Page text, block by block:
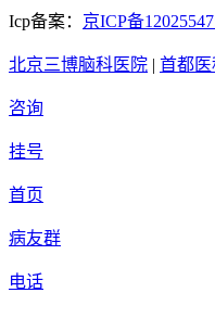
Icp备案： 京ICP备
北京三博脑科医院 | 首都
咨询
挂号
首页
病友群
电话